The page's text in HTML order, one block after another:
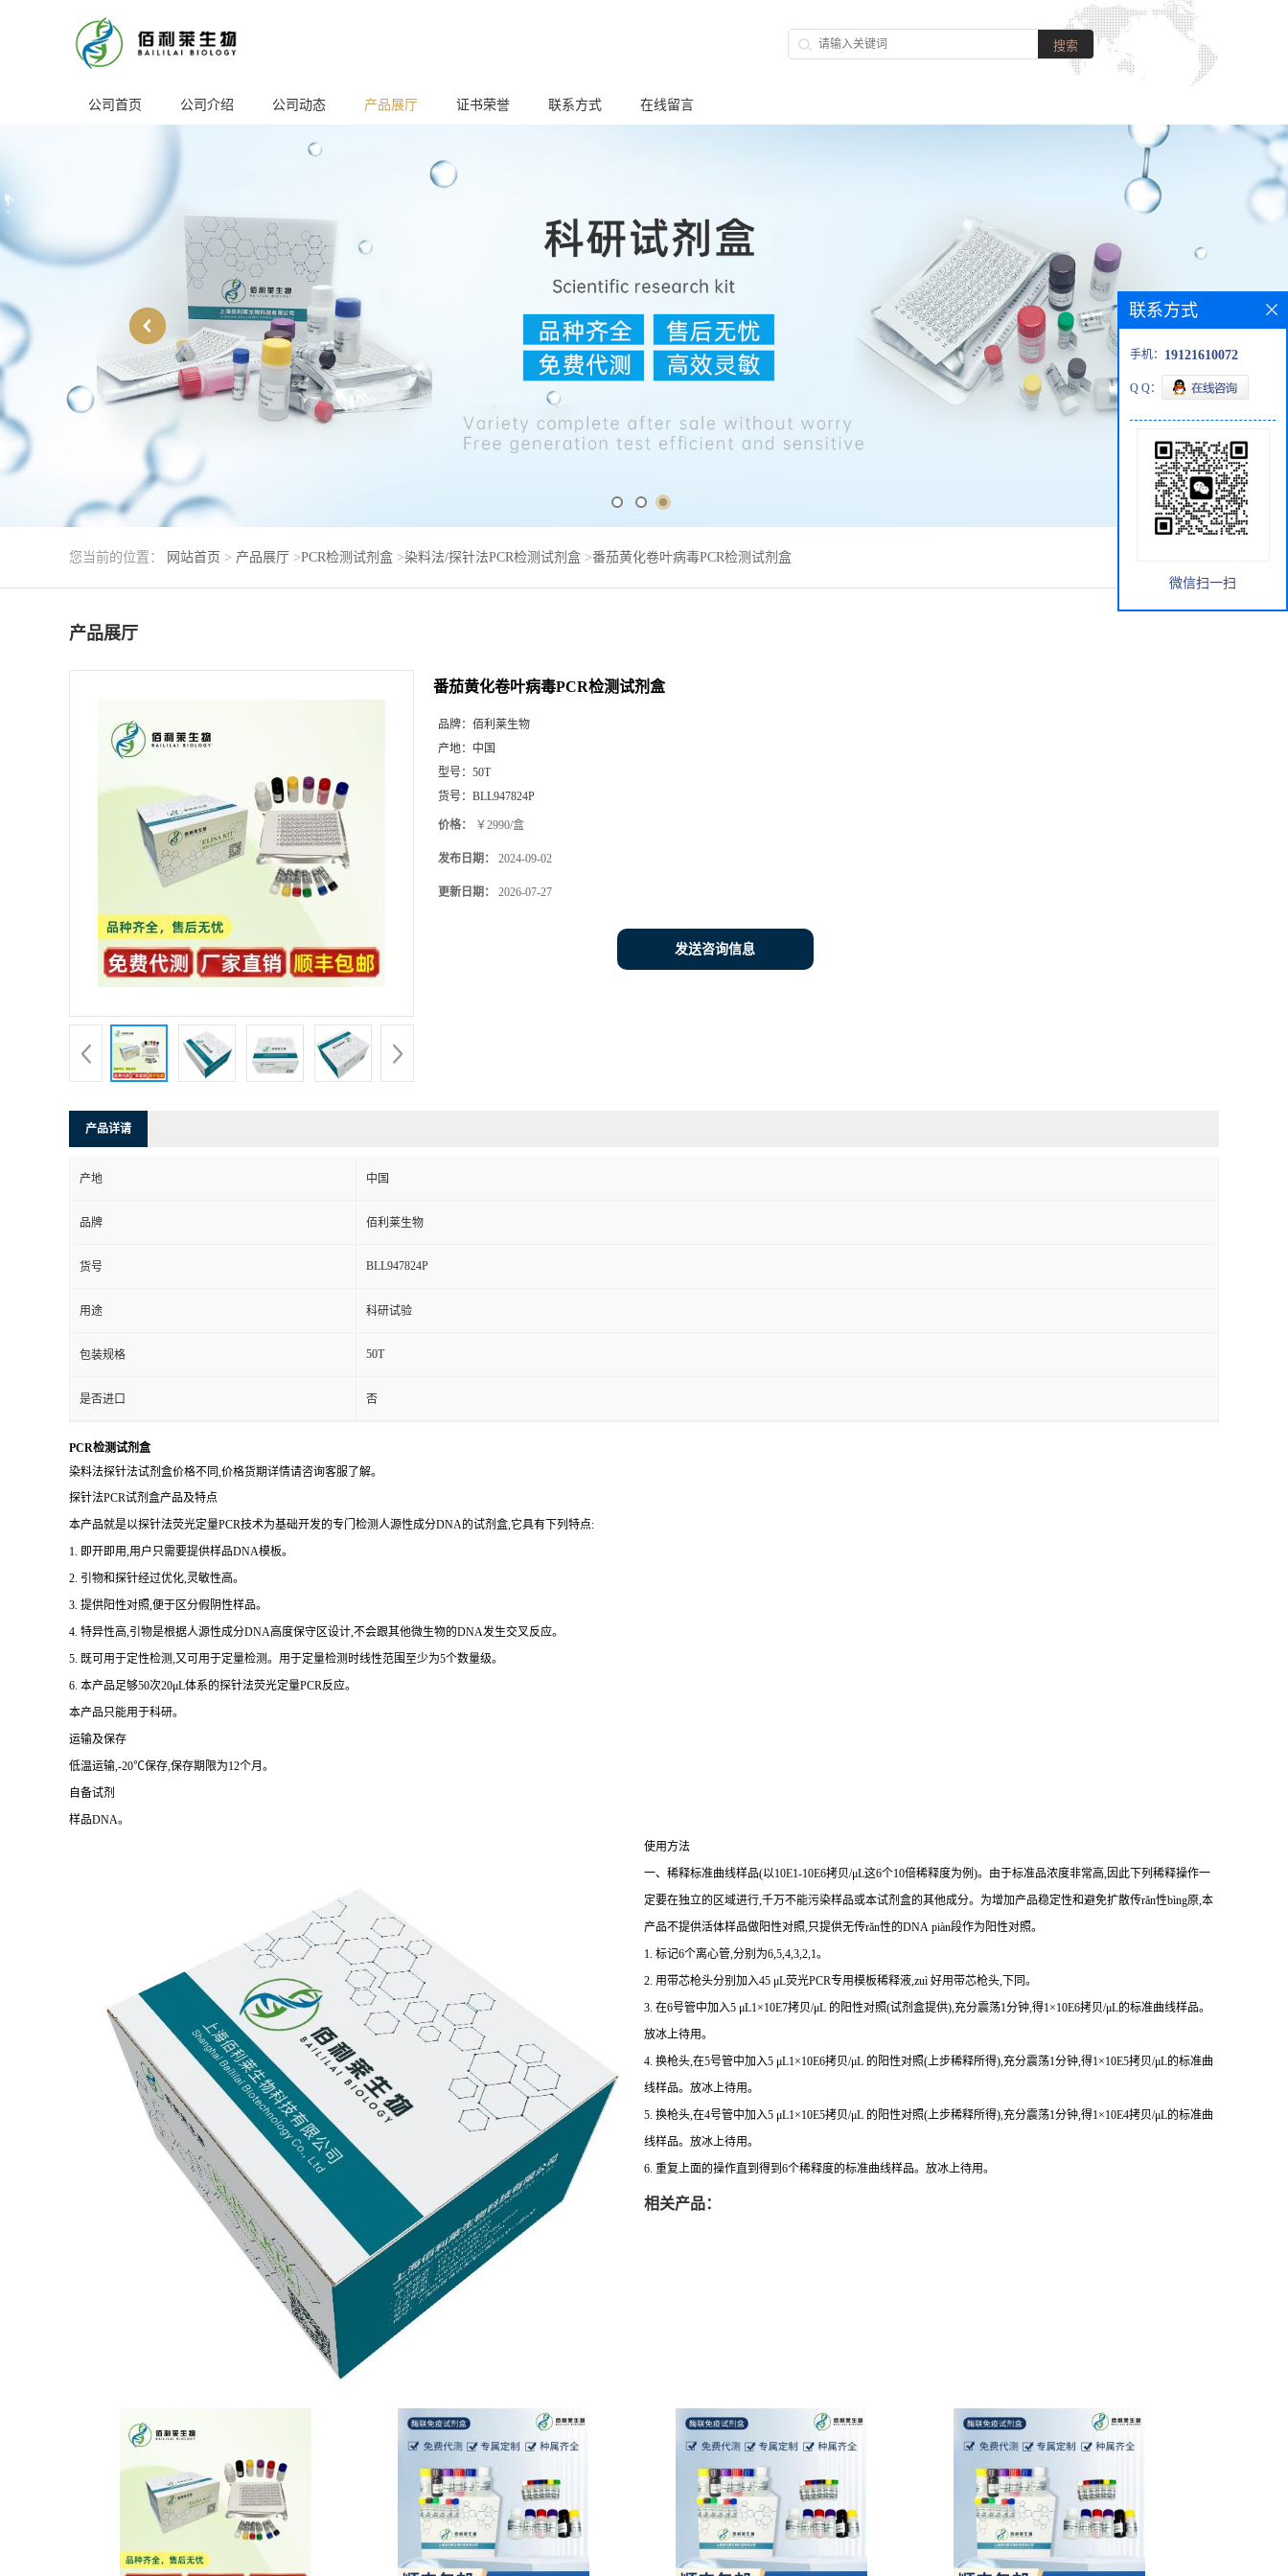
公司首页 公司介绍 公司动态 产品展厅 证书荣誉 联系方式 在线留言
您当前的位置： 网站首页 > 产品展厅 >PCR检测试剂盒 >染料法/探针法PCR检测试剂盒 >番茄黄化卷叶病毒PCR检测试剂盒
产品展厅
番茄黄化卷叶病毒PCR检测试剂盒
品牌： 佰利莱生物
产地： 中国
型号： 50T
货号： BLL947824P
价格： ￥2990/盒
发布日期： 2024-09-02
更新日期： 2026-07-27
发送咨询信息
产品详请
产地 中国
品牌 佰利莱生物
货号 BLL947824P
用途 科研试验
包装规格 50T
是否进口 否
PCR检测试剂盒
染料法探针法试剂盒价格不同,价格货期详情请咨询客服了解。
探针法PCR试剂盒产品及特点
本产品就是以探针法荧光定量PCR技术为基础开发的专门检测人源性成分DNA的试剂盒,它具有下列特点:
1. 即开即用,用户只需要提供样品DNA模板。
2. 引物和探针经过优化,灵敏性高。
3. 提供阳性对照,便于区分假阴性样品。
4. 特异性高,引物是根据人源性成分DNA高度保守区设计,不会跟其他微生物的DNA发生交叉反应。
5. 既可用于定性检测,又可用于定量检测。用于定量检测时线性范围至少为5个数量级。
6. 本产品足够50次20μL体系的探针法荧光定量PCR反应。
本产品只能用于科研。
运输及保存
低温运输,-20℃保存,保存期限为12个月。
自备试剂
样品DNA。
使用方法
一、稀释标准曲线样品(以10E1-10E6拷贝/μL这6个10倍稀释度为例)。由于标准品浓度非常高,因此下列稀释操作一
定要在独立的区域进行,千万不能污染样品或本试剂盒的其他成分。为增加产品稳定性和避免扩散传rǎn性bìng原,本
产品不提供活体样品做阳性对照,只提供无传rǎn性的DNA piàn段作为阳性对照。
1. 标记6个离心管,分别为6,5,4,3,2,1。
2. 用带芯枪头分别加入45 μL荧光PCR专用模板稀释液,zuì 好用带芯枪头,下同。
3. 在6号管中加入5 μL1×10E7拷贝/μL 的阳性对照(试剂盒提供),充分震荡1分钟,得1×10E6拷贝/μL的标准曲线样品。
放冰上待用。
4. 换枪头,在5号管中加入5 μL1×10E6拷贝/μL 的阳性对照(上步稀释所得),充分震荡1分钟,得1×10E5拷贝/μL的标准曲
线样品。放冰上待用。
5. 换枪头,在4号管中加入5 μL1×10E5拷贝/μL 的阳性对照(上步稀释所得),充分震荡1分钟,得1×10E4拷贝/μL的标准曲
线样品。放冰上待用。
6. 重复上面的操作直到得到6个稀释度的标准曲线样品。放冰上待用。
相关产品：
联系方式
手机： 19121610072
Q Q：
微信扫一扫